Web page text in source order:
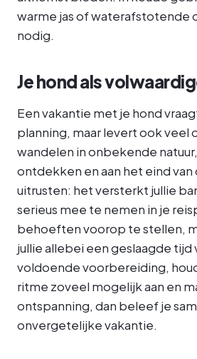
warme jas of waterafstotende
nodig.
Je hond als
Een vakantie met je hond
planning, maar levert ook veel
wandelen in onbekende
ontdekken en aan het eind
uitrusten: het versterkt jullie
serieus mee te nemen in je
behoeften voorop te stellen,
jullie allebei een geslaagde tijd
voldoende voorbereiding,
ritme zoveel mogelijk aan en
ontspanning, dan beleef je
onvergetelijke vakantie.